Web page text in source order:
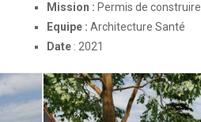
Mission : Permis de construire
Equipe : Architecture Santé
Date : 2021